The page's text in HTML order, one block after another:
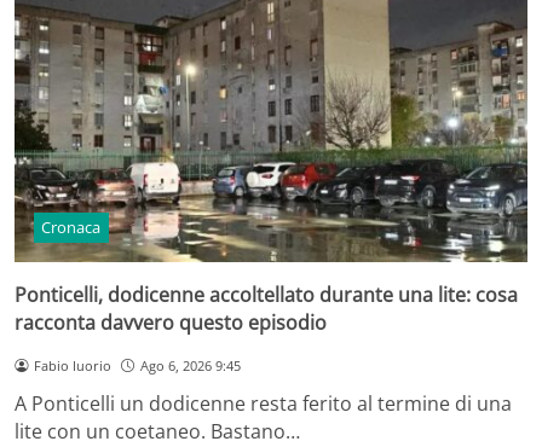
Cronaca
Ponticelli, dodicenne accoltellato durante una lite: cosa
racconta davvero questo episodio
Fabio Iuorio Ago 6, 2026 9:45
A Ponticelli un dodicenne resta ferito al termine di una
lite con un coetaneo. Bastano…